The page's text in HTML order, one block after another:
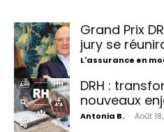
Grand Prix
jury se
L'assurance en
DRH :
nouveaux
Antonia B. - Août